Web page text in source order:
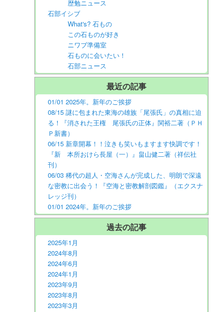
歴勉ニュース
石部イシブ
What's? 石もの
この石ものが好き
ニワブ準備室
石ものに会いたい！
石部ニュース
最近の記事
01/01 2025年。新年のご挨拶
08/15 謎に包まれた東海の雄族「尾張氏」の真相に迫
る！『消された王権 尾張氏の正体』関裕二著（ＰＨ
Ｐ新書）
06/15 新章開幕！！泣きも笑いもますます快調です！
『新 本所おけら長屋（一）』畠山健二著（祥伝社
刊）
06/03 稀代の超人・空海さんが完成した、明朗で深遠
な密教に出会う！『空海と密教解剖図鑑』（エクスナ
レッジ刊）
01/01 2024年。新年のご挨拶
過去の記事
2025年1月
2024年8月
2024年6月
2024年1月
2023年9月
2023年8月
2023年3月